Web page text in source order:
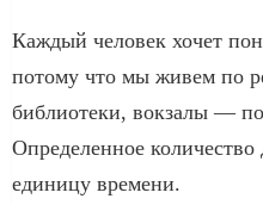
Каждый человек хочет
потому что мы живем по
библиотеки, вокзалы —
Определенное количество
единицу времени.